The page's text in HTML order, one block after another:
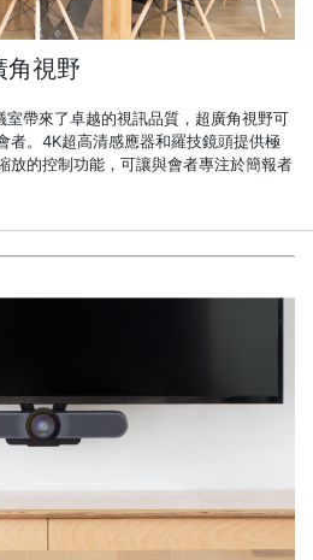
角視野
帶來了卓越的視訊品質，超廣角視野可
者。4K超高清感應器和羅技鏡頭提供極
放的控制功能，可讓與會者專注於簡報者